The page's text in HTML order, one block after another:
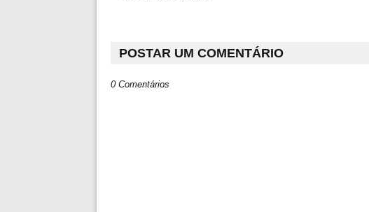
POSTAR UM COMENTÁRIO
0 Comentários